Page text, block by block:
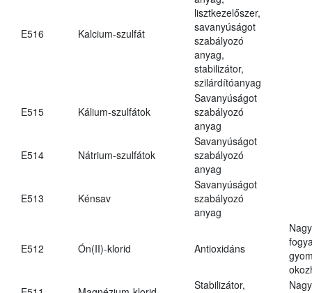
E516 Kalcium-szulfát
lisztkezelőszer,
savanyúságot
szabályozó
anyag,
stabilizátor,
szilárdítóanyag
E515 Kálium-szulfátok
Savanyúságot
szabályozó
anyag
E514 Nátrium-szulfátok
Savanyúságot
szabályozó
anyag
E513 Kénsav
Savanyúságot
szabályozó
anyag
E512 Ón(II)-klorid Antioxidáns
Stabilizátor,